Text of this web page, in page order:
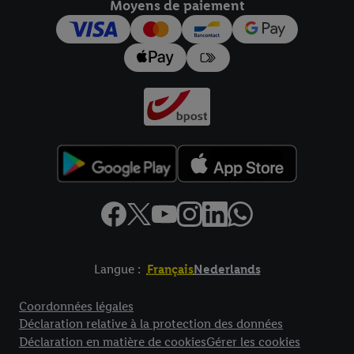
Moyens de paiement
Langue : FrançaisNederlands
Coordonnées légales
Déclaration relative à la protection des données
Déclaration en matière de cookiesGérer les cookies
pour l’avenir dans notredéclaration relative à la protection des
données
Vous trouverez les impressions ici.